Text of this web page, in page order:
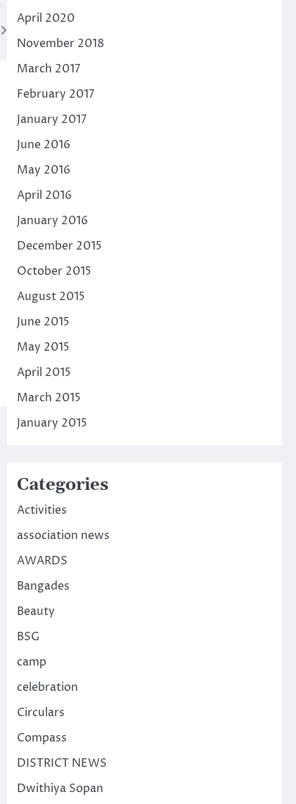
April 2020
November 2018
March 2017
February 2017
January 2017
June 2016
May 2016
April 2016
January 2016
December 2015
October 2015
August 2015
June 2015
May 2015
April 2015
March 2015
January 2015
Categories
Activities
association news
AWARDS
Bangades
Beauty
BSG
camp
celebration
Circulars
Compass
DISTRICT NEWS
Dwithiya Sopan